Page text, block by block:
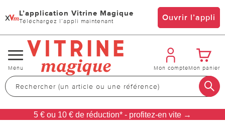
x L’application Vitrine Magique
Téléchargez l’appli maintenant Ouvrir l’appli
Changer
de
navigation
Menu Mon compteMon panier
5 € ou 10 € de réduction* - profitez-en vite →